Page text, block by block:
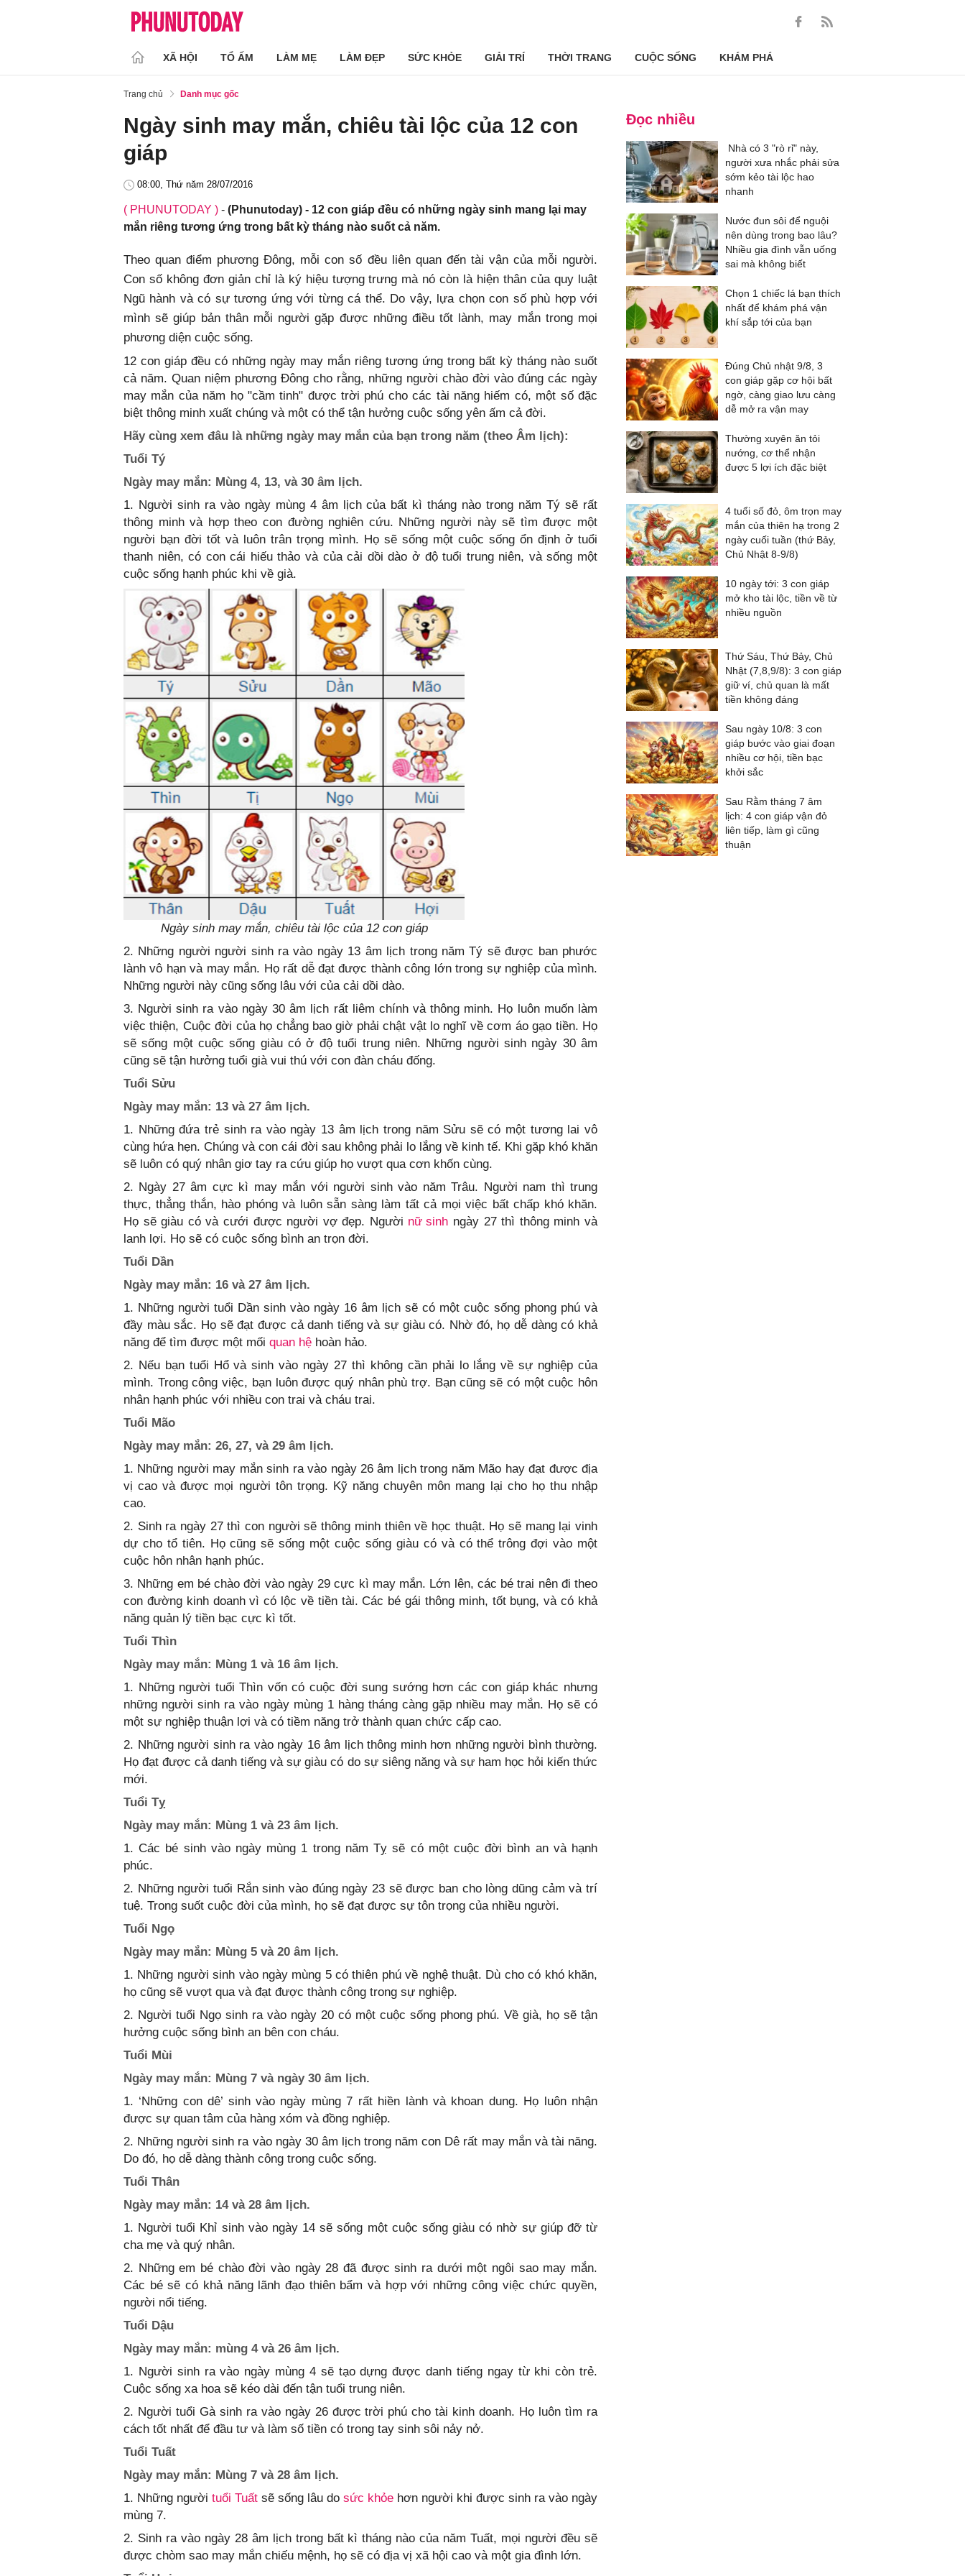
XÃ HỘI TỔ ẤM LÀM MẸ LÀM ĐẸP SỨC KHỎE GIẢI TRÍ THỜI TRANG CUỘC SỐNG KHÁM PHÁ
Trang chủ Danh mục gốc
Ngày sinh may mắn, chiêu tài lộc của 12 con
giáp
08:00, Thứ năm 28/07/2016
( PHUNUTODAY ) - (Phunutoday) - 12 con giáp đều có những ngày sinh mang lại may
mắn riêng tương ứng trong bất kỳ tháng nào suốt cả năm.
Theo quan điểm phương Đông, mỗi con số đều liên quan đến tài vận của mỗi người.
Con số không đơn giản chỉ là ký hiệu tượng trưng mà nó còn là hiện thân của quy luật
Ngũ hành và có sự tương ứng với từng cá thể. Do vậy, lựa chọn con số phù hợp với
mình sẽ giúp bản thân mỗi người gặp được những điều tốt lành, may mắn trong mọi
phương diện cuộc sống.
12 con giáp đều có những ngày may mắn riêng tương ứng trong bất kỳ tháng nào suốt
cả năm. Quan niệm phương Đông cho rằng, những người chào đời vào đúng các ngày
may mắn của năm họ "cầm tinh" được trời phú cho các tài năng hiếm có, một số đặc
biệt thông minh xuất chúng và một có thể tận hưởng cuộc sống yên ấm cả đời.
Hãy cùng xem đâu là những ngày may mắn của bạn trong năm (theo Âm lịch):
Tuổi Tý
Ngày may mắn: Mùng 4, 13, và 30 âm lịch.
1. Người sinh ra vào ngày mùng 4 âm lịch của bất kì tháng nào trong năm Tý sẽ rất
thông minh và hợp theo con đường nghiên cứu. Những người này sẽ tìm được một
người bạn đời tốt và luôn trân trọng mình. Họ sẽ sống một cuộc sống ổn định ở tuổi
thanh niên, có con cái hiếu thảo và của cải dồi dào ở độ tuổi trung niên, và sống một
cuộc sống hạnh phúc khi về già.
Ngày sinh may mắn, chiêu tài lộc của 12 con giáp
2. Những người người sinh ra vào ngày 13 âm lịch trong năm Tý sẽ được ban phước
lành vô hạn và may mắn. Họ rất dễ đạt được thành công lớn trong sự nghiệp của mình.
Những người này cũng sống lâu với của cải dồi dào.
3. Người sinh ra vào ngày 30 âm lịch rất liêm chính và thông minh. Họ luôn muốn làm
việc thiện, Cuộc đời của họ chẳng bao giờ phải chật vật lo nghĩ về cơm áo gạo tiền. Họ
sẽ sống một cuộc sống giàu có ở độ tuổi trung niên. Những người sinh ngày 30 âm
cũng sẽ tận hưởng tuổi già vui thú với con đàn cháu đống.
Tuổi Sửu
Ngày may mắn: 13 và 27 âm lịch.
1. Những đứa trẻ sinh ra vào ngày 13 âm lịch trong năm Sửu sẽ có một tương lai vô
cùng hứa hẹn. Chúng và con cái đời sau không phải lo lắng về kinh tế. Khi gặp khó khăn
sẽ luôn có quý nhân giơ tay ra cứu giúp họ vượt qua cơn khốn cùng.
2. Ngày 27 âm cực kì may mắn với người sinh vào năm Trâu. Người nam thì trung
thực, thẳng thắn, hào phóng và luôn sẵn sàng làm tất cả mọi việc bất chấp khó khăn.
Họ sẽ giàu có và cưới được người vợ đẹp. Người nữ sinh ngày 27 thì thông minh và
lanh lợi. Họ sẽ có cuộc sống bình an trọn đời.
Tuổi Dần
Ngày may mắn: 16 và 27 âm lịch.
1. Những người tuổi Dần sinh vào ngày 16 âm lịch sẽ có một cuộc sống phong phú và
đầy màu sắc. Họ sẽ đạt được cả danh tiếng và sự giàu có. Nhờ đó, họ dễ dàng có khả
năng để tìm được một mối quan hệ hoàn hảo.
2. Nếu bạn tuổi Hổ và sinh vào ngày 27 thì không cần phải lo lắng về sự nghiệp của
mình. Trong công việc, bạn luôn được quý nhân phù trợ. Bạn cũng sẽ có một cuộc hôn
nhân hạnh phúc với nhiều con trai và cháu trai.
Tuổi Mão
Ngày may mắn: 26, 27, và 29 âm lịch.
1. Những người may mắn sinh ra vào ngày 26 âm lịch trong năm Mão hay đạt được địa
vị cao và được mọi người tôn trọng. Kỹ năng chuyên môn mang lại cho họ thu nhập
cao.
2. Sinh ra ngày 27 thì con người sẽ thông minh thiên về học thuật. Họ sẽ mang lại vinh
dự cho tổ tiên. Họ cũng sẽ sống một cuộc sống giàu có và có thể trông đợi vào một
cuộc hôn nhân hạnh phúc.
3. Những em bé chào đời vào ngày 29 cực kì may mắn. Lớn lên, các bé trai nên đi theo
con đường kinh doanh vì có lộc về tiền tài. Các bé gái thông minh, tốt bụng, và có khả
năng quản lý tiền bạc cực kì tốt.
Tuổi Thìn
Ngày may mắn: Mùng 1 và 16 âm lịch.
1. Những người tuổi Thìn vốn có cuộc đời sung sướng hơn các con giáp khác nhưng
những người sinh ra vào ngày mùng 1 hàng tháng càng gặp nhiều may mắn. Họ sẽ có
một sự nghiệp thuận lợi và có tiềm năng trở thành quan chức cấp cao.
2. Những người sinh ra vào ngày 16 âm lịch thông minh hơn những người bình thường.
Họ đạt được cả danh tiếng và sự giàu có do sự siêng năng và sự ham học hỏi kiến thức
mới.
Tuổi Tỵ
Ngày may mắn: Mùng 1 và 23 âm lịch.
1. Các bé sinh vào ngày mùng 1 trong năm Tỵ sẽ có một cuộc đời bình an và hạnh
phúc.
2. Những người tuổi Rắn sinh vào đúng ngày 23 sẽ được ban cho lòng dũng cảm và trí
tuệ. Trong suốt cuộc đời của mình, họ sẽ đạt được sự tôn trọng của nhiều người.
Tuổi Ngọ
Ngày may mắn: Mùng 5 và 20 âm lịch.
1. Những người sinh vào ngày mùng 5 có thiên phú về nghệ thuật. Dù cho có khó khăn,
họ cũng sẽ vượt qua và đạt được thành công trong sự nghiệp.
2. Người tuổi Ngọ sinh ra vào ngày 20 có một cuộc sống phong phú. Về già, họ sẽ tận
hưởng cuộc sống bình an bên con cháu.
Tuổi Mùi
Ngày may mắn: Mùng 7 và ngày 30 âm lịch.
1. ‘Những con dê’ sinh vào ngày mùng 7 rất hiền lành và khoan dung. Họ luôn nhận
được sự quan tâm của hàng xóm và đồng nghiệp.
2. Những người sinh ra vào ngày 30 âm lịch trong năm con Dê rất may mắn và tài năng.
Do đó, họ dễ dàng thành công trong cuộc sống.
Tuổi Thân
Ngày may mắn: 14 và 28 âm lịch.
1. Người tuổi Khỉ sinh vào ngày 14 sẽ sống một cuộc sống giàu có nhờ sự giúp đỡ từ
cha mẹ và quý nhân.
2. Những em bé chào đời vào ngày 28 đã được sinh ra dưới một ngôi sao may mắn.
Các bé sẽ có khả năng lãnh đạo thiên bẩm và hợp với những công việc chức quyền,
người nổi tiếng.
Tuổi Dậu
Ngày may mắn: mùng 4 và 26 âm lịch.
1. Người sinh ra vào ngày mùng 4 sẽ tạo dựng được danh tiếng ngay từ khi còn trẻ.
Cuộc sống xa hoa sẽ kéo dài đến tận tuổi trung niên.
2. Người tuổi Gà sinh ra vào ngày 26 được trời phú cho tài kinh doanh. Họ luôn tìm ra
cách tốt nhất để đầu tư và làm số tiền có trong tay sinh sôi nảy nở.
Tuổi Tuất
Ngày may mắn: Mùng 7 và 28 âm lịch.
1. Những người tuổi Tuất sẽ sống lâu do sức khỏe hơn người khi được sinh ra vào ngày
mùng 7.
2. Sinh ra vào ngày 28 âm lịch trong bất kì tháng nào của năm Tuất, mọi người đều sẽ
được chòm sao may mắn chiếu mệnh, họ sẽ có địa vị xã hội cao và một gia đình lớn.
Đọc nhiều
Nhà có 3 "rò rỉ" này,
người xưa nhắc phải sửa
sớm kẻo tài lộc hao
nhanh
Nước đun sôi để nguội
nên dùng trong bao lâu?
Nhiều gia đình vẫn uống
sai mà không biết
Chọn 1 chiếc lá bạn thích
nhất để khám phá vận
khí sắp tới của bạn
Đúng Chủ nhật 9/8, 3
con giáp gặp cơ hội bất
ngờ, càng giao lưu càng
dễ mở ra vận may
Thường xuyên ăn tỏi
nướng, cơ thể nhận
được 5 lợi ích đặc biệt
4 tuổi số đỏ, ôm trọn may
mắn của thiên hạ trong 2
ngày cuối tuần (thứ Bảy,
Chủ Nhật 8-9/8)
10 ngày tới: 3 con giáp
mở kho tài lộc, tiền về từ
nhiều nguồn
Thứ Sáu, Thứ Bảy, Chủ
Nhật (7,8,9/8): 3 con giáp
giữ ví, chủ quan là mất
tiền không đáng
Sau ngày 10/8: 3 con
giáp bước vào giai đoạn
nhiều cơ hội, tiền bạc
khởi sắc
Sau Rằm tháng 7 âm
lịch: 4 con giáp vận đỏ
liên tiếp, làm gì cũng
thuận